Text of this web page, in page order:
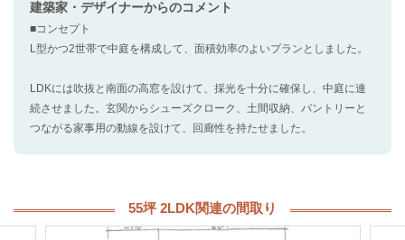
建築家・デザイナーからのコメント
■コンセプト
L型かつ2世帯で中庭を構成して、面積効率のよいプランとしました。
LDKには吹抜と南面の高窓を設けて、採光を十分に確保し、中庭に連
続させました。玄関からシューズクローク、土間収納、パントリーと
つながる家事用の動線を設けて、回廊性を持たせました。
55坪 2LDK関連の間取り